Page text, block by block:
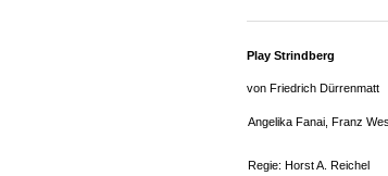
Play Strindberg
von Friedrich Dürrenmatt
Angelika Fanai, Franz
Regie: Horst A. Reichel